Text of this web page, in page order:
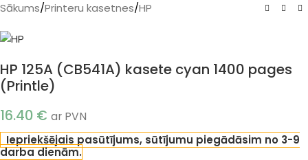
Sākums/Printeru kasetnes/HP
HP 125A (CB541A) kasete cyan 1400 pages
(Printle)
16.40 € ar PVN
Iepriekšējais pasūtījums, sūtījumu piegādāsim no 3-9
darba dienām.